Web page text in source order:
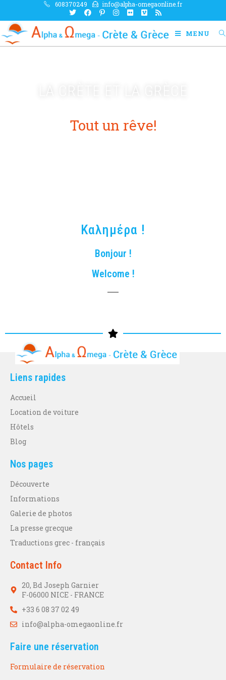
608370249 info@alpha-omegaonline.fr
MENU
Tout un rêve!
Καλημέρα !
Bonjour !
Welcome !
Liens rapides
Accueil
Location de voiture
Hôtels
Blog
Nos pages
Découverte
Informations
Galerie de photos
La presse grecque
Traductions grec - français
Contact Info
20, Bd Joseph Garnier
F-06000 NICE - FRANCE
+33 6 08 37 02 49
info@alpha-omegaonline.fr
Faire une réservation
Formulaire de réservation